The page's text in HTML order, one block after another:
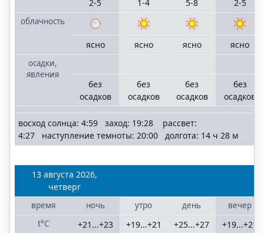
облачность
осадки,
явления
2-5
ясно
без
осадков
1-4
ясно
без
осадков
5-8
ясно
без
осадков
2-5
ясно
без
осадков
восход солнца: 4:59 заход: 19:28 рассвет:
4:27 наступление темноты: 20:00 долгота: 14 ч 28 м
13 августа 2026,
четверг
время
t°C
ночь
+21...+23
утро
+19...+21
день
+25...+27
вечер
+19...+21